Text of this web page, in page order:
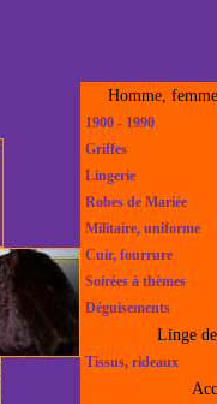
Homme,
1900 - 1990
Griffes
Lingerie
Robes de Mariée
Militaire, uniforme
Cuir, fourrure
Soirées à thèmes
Déguisements
Linge
Tissus, rideaux